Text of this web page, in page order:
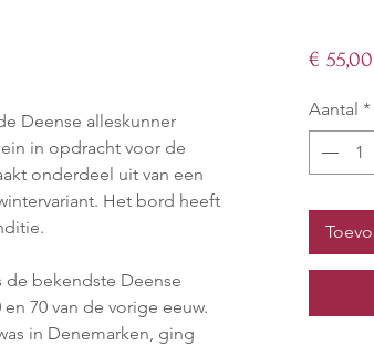
Deense alleskunner
in opdracht voor de
onderdeel uit van een
Het bord heeft
de bekendste Deense
70 van de vorige eeuw.
in Denemarken, ging
€ 55,00
Aantal *